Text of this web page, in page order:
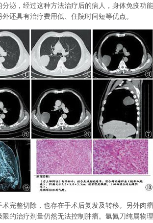
分泌，经过这种方法治疗后的病人，身体免疫功
还具有治疗费用低、住院时间短等优点。
术完整切除，也存在手术后复发及转移。另外肉
限的治疗剂量仍然无法控制肿瘤。氩氦刀纯属物